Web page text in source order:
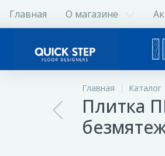
Главная О магазине
Главная Каталог
Плитка